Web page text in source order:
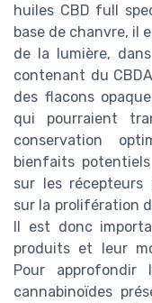
huiles CBD full
base de chanvre, il
de la lumière,
contenant du
des flacons
qui pourraient
conservation
bienfaits
sur les récepteurs
sur la prolifération
Il est donc
produits et leur
Pour approfondir
cannabinoïdes